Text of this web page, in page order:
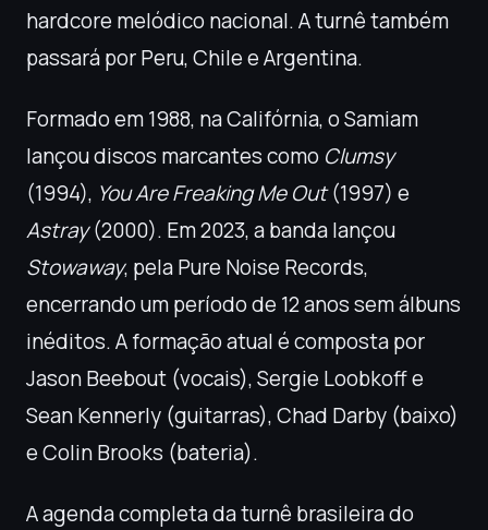
hardcore melódico nacional. A turnê também
passará por Peru, Chile e Argentina.
Formado em 1988, na Califórnia, o Samiam
lançou discos marcantes como Clumsy
(1994), You Are Freaking Me Out(1997) e
Astray(2000). Em 2023, a banda lançou
Stowaway, pela Pure Noise Records,
encerrando um período de 12 anos sem álbuns
inéditos. A formação atual é composta por
Jason Beebout (vocais), Sergie Loobkoff e
Sean Kennerly (guitarras), Chad Darby (baixo)
e Colin Brooks (bateria).
A agenda completa da turnê brasileira do